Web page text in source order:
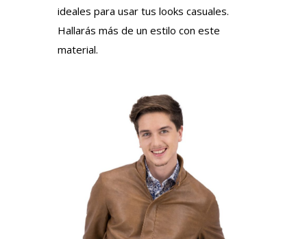
ideales para usar tus looks casuales.
Hallarás más de un estilo con este
material.